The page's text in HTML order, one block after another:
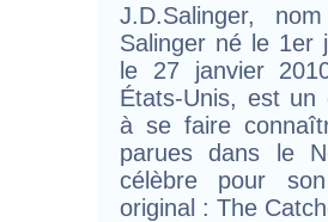
J.D.Salinger,
Salinger né le 1er
le 27 janvier
États-Unis, est un
à se faire
parues dans le
célèbre pour
original : The